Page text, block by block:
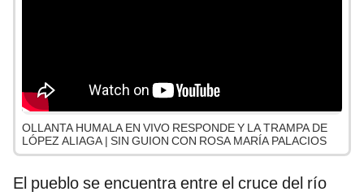
OLLANTA HUMALA EN VIVO RESPONDE Y LA TRAMPA DE
LÓPEZ ALIAGA | SIN GUION CON ROSA MARÍA PALACIOS
El pueblo se encuentra entre el cruce del río